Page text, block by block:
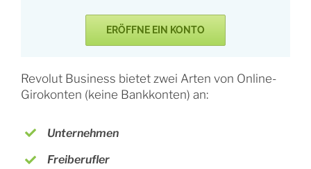
ERÖFFNE EIN KONTO
Revolut Business bietet zwei Arten von Online-
Girokonten (keine Bankkonten) an:
Unternehmen
Freiberufler